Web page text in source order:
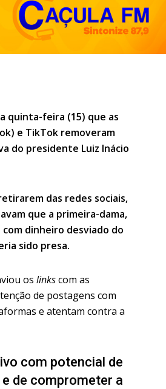
quinta-feira (15) que as
e TikTok removeram
do presidente Luiz Inácio
das redes sociais,
que a primeira-dama,
com dinheiro desviado do
sido presa.
os linkscom as
de postagens com
e atentam contra a
com potencial de
de comprometer a